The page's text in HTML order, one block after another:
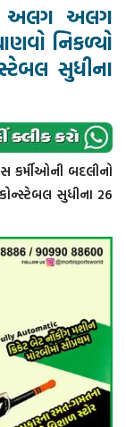
અલગ અલગ
નિકળ્યો
સુધીના
કર્મીઓની બદલીનો
સુધીના 26